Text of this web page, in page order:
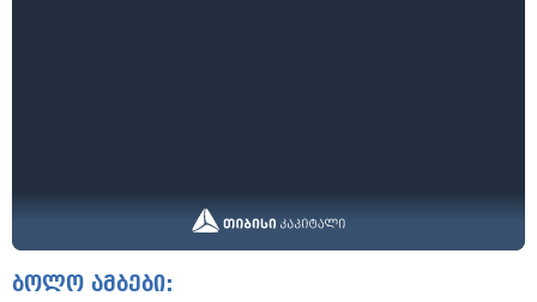
ბოლო ამბები: